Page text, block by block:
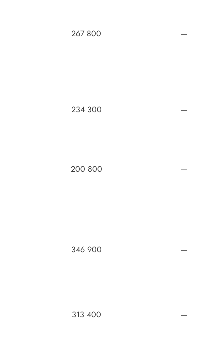
267 800 —
234 300 —
200 800 —
346 900 —
313 400 —